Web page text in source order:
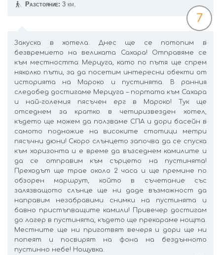
Разстояние: 3 км.
7
Закуска в хотела. Днес ще се потопим в
безвремието на великата Сахара! Отправяме се
към местността Мерцуга, като по пътя ще спрем
няколко пъти, за да посетим интересни обекти от
историята на Мароко и пустинята. В ранния
следобед достигаме Мерцуга – портата към Сахара
и най-големия пясъчен ерг в Мароко! Тук ще
отседнем за кратко в четиризвезден хотел,
където ще можем да ползваме СПА и дори басейн в
самото подножие на високите стотици метри
пясъчни дюни! Скоро слънцето започва да се спуска
към хоризонта и е време да възседнем камилите и
да се отправим към сърцето на пустинята!
Преходът ще трае около 2 часа и ще премине по
обзорен маршрут, който в съчетание със
залязващото слънце ще ни даде възможност да
направим незабравими снимки на пустинята и
бавно пристъпващите камили! Привечер достигам
до лагер в пустинята, където ще прекараме нощта.
Местните ще ни приготвят вечеря и дори ще ни
попеят и посвирят на фона на бездънното
пустинно небе! Нощувка.